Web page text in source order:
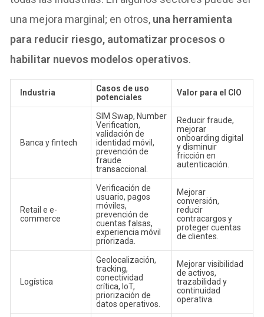
una mejora marginal; en otros, una herramienta
para reducir riesgo, automatizar procesos o
habilitar nuevos modelos operativos.
Industria
Casos de uso
potenciales
Valor para el CIO
Banca y fintech
SIM Swap, Number
Verification,
validación de
identidad móvil,
prevención de
fraude
transaccional.
Reducir fraude,
mejorar
onboarding digital
y disminuir
fricción en
autenticación.
Retail e e-
commerce
Verificación de
usuario, pagos
móviles,
prevención de
cuentas falsas,
experiencia móvil
priorizada.
Mejorar
conversión,
reducir
contracargos y
proteger cuentas
de clientes.
Logística
Geolocalización,
tracking,
conectividad
crítica, IoT,
priorización de
datos operativos.
Mejorar visibilidad
de activos,
trazabilidad y
continuidad
operativa.